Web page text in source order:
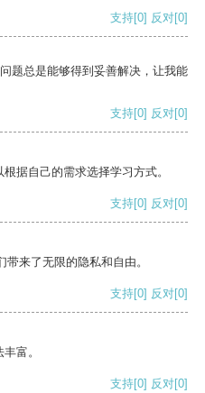
支持[0] 反对[0]
题总是能够得到妥善解决，让我能
支持[0] 反对[0]
据自己的需求选择学习方式。
支持[0] 反对[0]
来了无限的隐私和自由。
支持[0] 反对[0]
富。
支持[0] 反对[0]